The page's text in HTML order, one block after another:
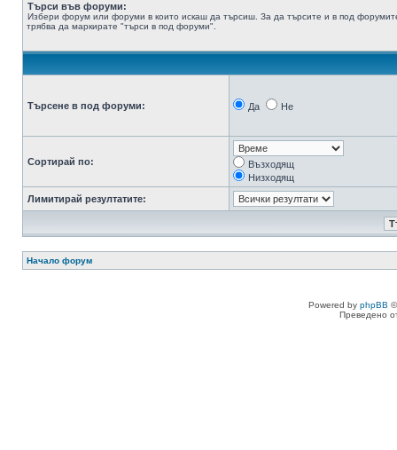
Търси във форуми:
Избери форум или форуми в които искаш да търсиш. За да търсите и в под
трябва да маркирате "търси в под форуми".
Търсене в под форуми: Да Не
Сортирай по:
Възходящ
Низходящ
Лимитирай резултатите:
Начало форум
Powered by phpBB
Преведено